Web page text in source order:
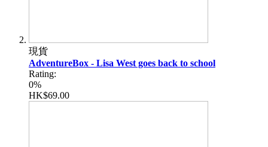
現貨
AdventureBox - Lisa West goes back to school
Rating:
0%
HK$69.00